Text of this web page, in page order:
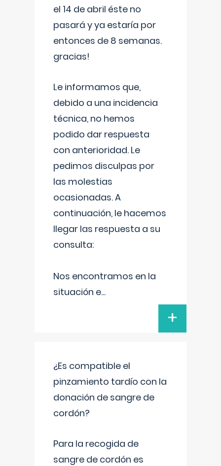
el 14 de abril éste no
pasará y ya estaría por
entonces de 8 semanas.
gracias!
Le informamos que,
debido a una incidencia
técnica, no hemos
podido dar respuesta
con anterioridad. Le
pedimos disculpas por
las molestias
ocasionadas. A
continuación, le hacemos
llegar las respuesta a su
consulta:
Nos encontramos en la
situación e...
+
¿Es compatible el
pinzamiento tardío con la
donación de sangre de
cordón?
Para la recogida de
sangre de cordón es